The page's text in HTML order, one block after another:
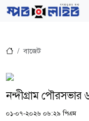
বাজেট
নন্দীগ্রাম
০১-০৭-২০২৬ ০৬:২৯ পিএম